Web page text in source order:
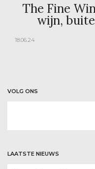
The Fine
wijn,
18.06.24
VOLG ONS
LAATSTE NIEUWS